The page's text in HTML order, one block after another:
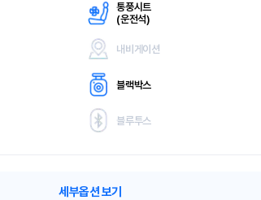
통풍시트
(운전석)
내비게이션
블랙박스
블루투스
세부옵션 보기